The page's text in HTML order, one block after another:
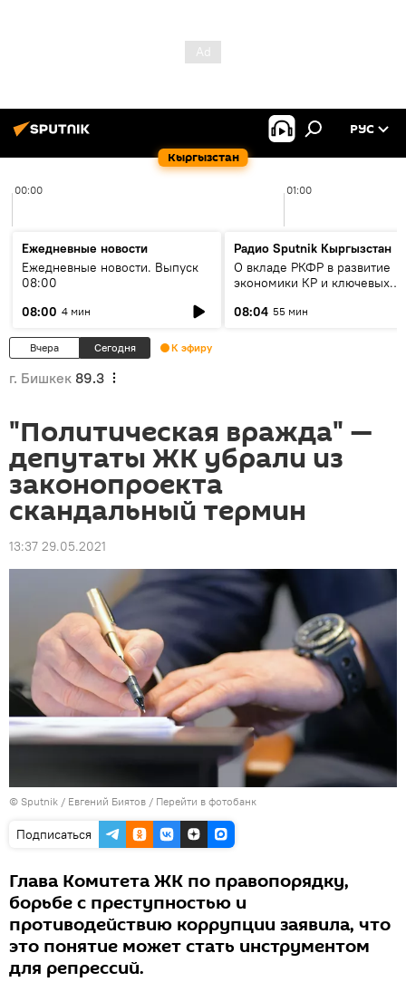
Кыргызстан
РУС
00:00 01:00
Ежедневные новости
Ежедневные новости. Выпуск
08:00
08:00 4 мин
Радио Sputnik Кыргызстан
О вкладе РКФР в развитие
экономики КР и ключевых
08:04 55 мин
Вчера Сегодня К эфиру
г. Бишкек 89.3
"Политическая вражда" —
депутаты ЖК убрали из
законопроекта
скандальный термин
13:37 29.05.2021
© Sputnik / Евгений Биятов / Перейти в фотобанк
Подписаться
Глава Комитета ЖК по правопорядку,
борьбе с преступностью и
противодействию коррупции заявила, что
это понятие может стать инструментом
для репрессий.